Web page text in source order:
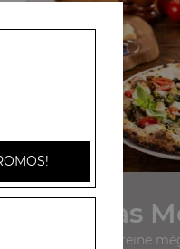
Nos Pizzas
méga, pizza reine